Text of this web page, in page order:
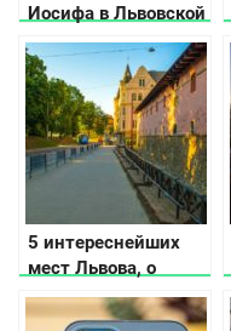
Иосифа в Львовской
области
5 интереснейших
мест Львова, о
которых не
расскажут